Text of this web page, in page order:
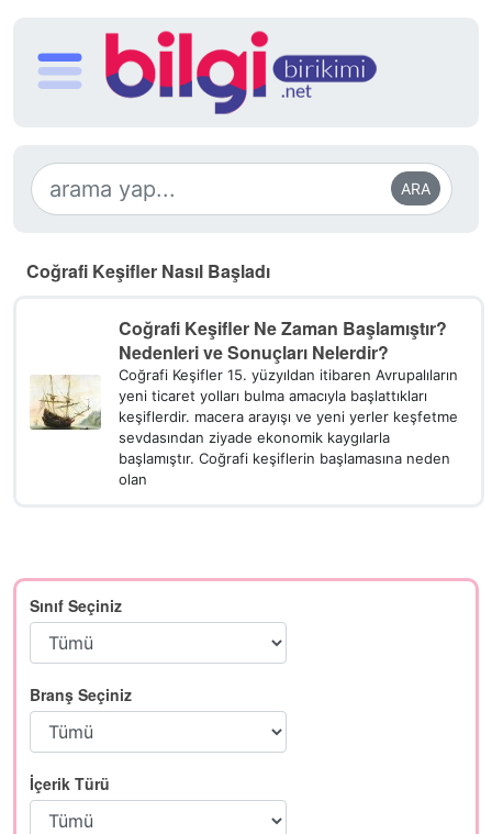
ARA
Coğrafi Keşifler Nasıl Başladı
Coğrafi Keşifler Ne Zaman Başlamıştır?
Nedenleri ve Sonuçları Nelerdir?
Coğrafi Keşifler 15. yüzyıldan itibaren Avrupalıların
yeni ticaret yolları bulma amacıyla başlattıkları
keşiflerdir. macera arayışı ve yeni yerler keşfetme
sevdasından ziyade ekonomik kaygılarla
başlamıştır. Coğrafi keşiflerin başlamasına neden
olan
Sınıf Seçiniz
Branş Seçiniz
İçerik Türü